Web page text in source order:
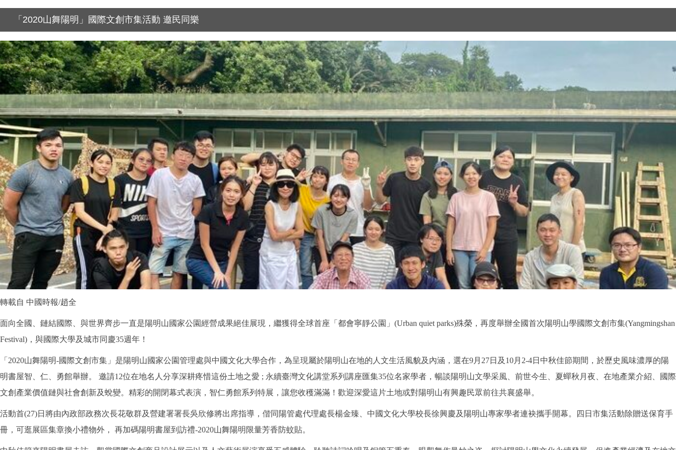
「2020山舞陽明」國際文創市集活動 邀民同樂
轉載自 中國時報/趙全
面向全國、鏈結國際、與世界齊步一直是陽明山國家公園經營成果絕佳展現，繼獲得全球首座「都會寧靜公園」(Urban quiet parks)殊榮，再度舉辦全國首次陽明山學國際文創市集(Yangmingshan
Festival)，與國際大學及城市同慶35週年！
「2020山舞陽明-國際文創市集」是陽明山國家公園管理處與中國文化大學合作，為呈現屬於陽明山在地的人文生活風貌及內涵，選在9月27日及10月2-4日中秋佳節期間，於歷史風味濃厚的陽
明書屋智、仁、勇館舉辦。 邀請12位在地名人分享深耕疼惜這份土地之愛 ; 永續臺灣文化講堂系列講座匯集35位名家學者，暢談陽明山文學采風、前世今生、夏蟬秋月夜、在地產業介紹、國際
文創產業價值鏈與社會創新及蛻變。精彩的開閉幕式表演，智仁勇館系列特展，讓您收穫滿滿！歡迎深愛這片土地或對陽明山有興趣民眾前往共襄盛舉。
活動首(27)日將由內政部政務次長花敬群及營建署署長吳欣修將出席指導，偕同陽管處代理處長楊金臻、中國文化大學校長徐興慶及陽明山專家學者連袂攜手開幕。四日市集活動除贈送保育手
冊，可逛展區集章換小禮物外， 再加碼陽明書屋到訪禮-2020山舞陽明限量芳香防蚊貼。